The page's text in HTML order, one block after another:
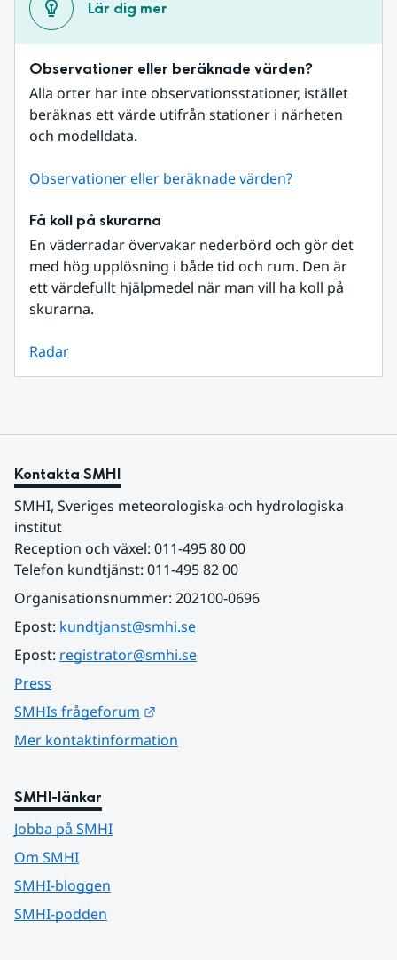
Lär dig mer
Observationer eller beräknade värden?
Alla orter har inte observationsstationer, istället
beräknas ett värde utifrån stationer i närheten
och modelldata.
Observationer eller beräknade värden?
Få koll på skurarna
En väderradar övervakar nederbörd och gör det
med hög upplösning i både tid och rum. Den är
ett värdefullt hjälpmedel när man vill ha koll på
skurarna.
Radar
Kontakta SMHI
SMHI, Sveriges meteorologiska och hydrologiska
institut
Reception och växel: 011-495 80 00
Telefon kundtjänst: 011-495 82 00
Organisationsnummer: 202100-0696
Epost: kundtjanst@smhi.se
Epost: registrator@smhi.se
Press
SMHIs frågeforum
Mer kontaktinformation
SMHI-länkar
Jobba på SMHI
Om SMHI
SMHI-bloggen
SMHI-podden